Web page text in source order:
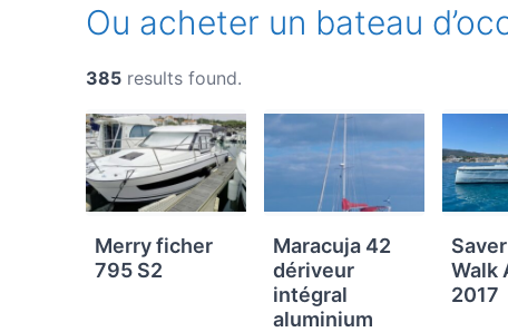
Ou acheter un bateau
385 results found.
Merry ficher
795 S2
Maracuja 42
dériveur
intégral
aluminium
Walk
2017